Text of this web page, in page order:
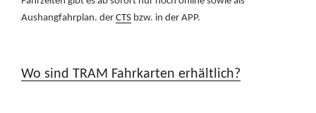
Aushangfahrplan. der CTS bzw. in der APP.
Wo sind TRAM Fahrkarten erhältlich?